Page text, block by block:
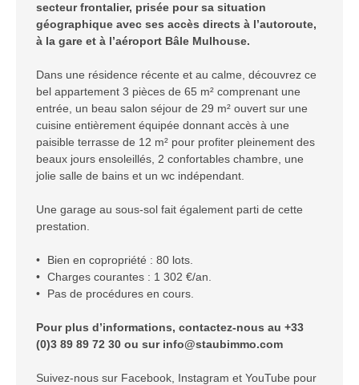
secteur frontalier, prisée pour sa situation
géographique avec ses accès directs à l’autoroute,
à la gare et à l’aéroport Bâle Mulhouse.
Dans une résidence récente et au calme, découvrez ce
bel appartement 3 pièces de 65 m² comprenant une
entrée, un beau salon séjour de 29 m² ouvert sur une
cuisine entièrement équipée donnant accès à une
paisible terrasse de 12 m² pour profiter pleinement des
beaux jours ensoleillés, 2 confortables chambre, une
jolie salle de bains et un wc indépendant.
Une garage au sous-sol fait également parti de cette
prestation.
Bien en copropriété : 80 lots.
Charges courantes : 1 302 €/an.
Pas de procédures en cours.
Pour plus d’informations, contactez-nous au +33
(0)3 89 89 72 30 ou sur info@staubimmo.com
Suivez-nous sur Facebook, Instagram et YouTube pour